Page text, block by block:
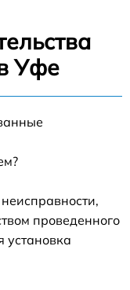
Уфе
проведенного
установка